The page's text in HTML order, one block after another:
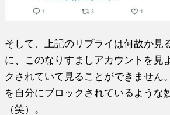
そして、上記のリプライは何故か見
に、このなりすましアカウントを見
クされていて見ることができません
を自分にブロックされているような
（笑）。